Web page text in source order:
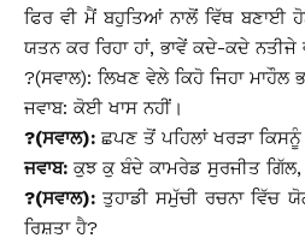
ਫਿਰ ਵੀ ਮੈਂ ਬਹੁਤਿਆਂ ਨਾਲੋਂ ਵਿੱਥ ਬਣਾਈ
ਯਤਨ ਕਰ ਰਿਹਾ ਹਾਂ, ਭਾਵੇਂ ਕਦੇ-ਕਦੇ
?(ਸਵਾਲ): ਲਿਖਣ ਵੇਲੇ ਕਿਹੋ ਜਿਹਾ ਮਾਹੌਲ
ਜਵਾਬ: ਕੋਈ ਖਾਸ ਨਹੀਂ।
?(ਸਵਾਲ): ਛਪਣ ਤੋਂ ਪਹਿਲਾਂ ਖਰੜਾ
ਜਵਾਬ: ਕੁਝ ਕੁ ਬੰਦੇ ਕਾਮਰੇਡ ਸੁਰਜੀਤ
?(ਸਵਾਲ): ਤੁਹਾਡੀ ਸਮੁੱਚੀ ਰਚਨਾ ਵਿੱਚ
ਰਿਸ਼ਤਾ ਹੈ?